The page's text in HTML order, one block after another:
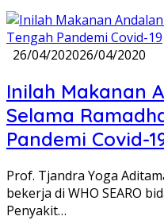
26/04/202026/04/2020
Inilah Makanan
Selama
Pandemi Covid-
Prof. Tjandra Yoga
bekerja di WHO SEARO
Penyakit…